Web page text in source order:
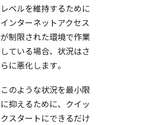
レベルを維持するために
インターネットアクセス
が制限された環境で作業
している場合、状況はさ
らに悪化します。
このような状況を最小限
に抑えるために、クイッ
クスタートにできるだけ